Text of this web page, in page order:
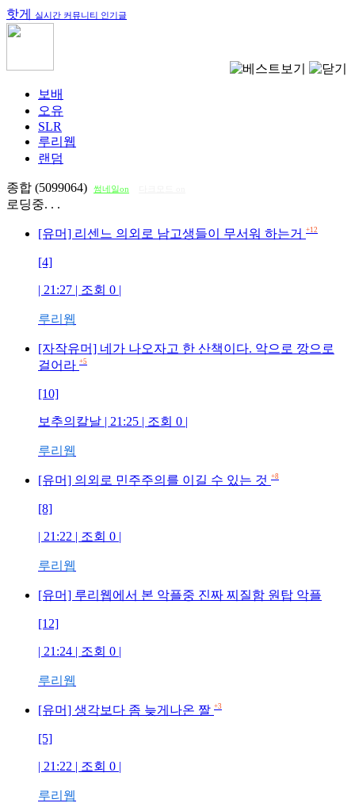
핫게 실시간 커뮤니티 인기글
보배
오유
SLR
루리웹
랜덤
종합 (5099064) 썸네일on
로딩중. . .
[유머] 리센느 의외로 남고생들이 무서워 하는거 +12
[4]
| 21:27 | 조회 0 |
루리웹
[자작유머] 네가 나오자고 한 산책이다. 악으로 깡으로
걸어라 +5
[10]
보추의칼날 | 21:25 | 조회 0 |
루리웹
[유머] 의외로 민주주의를 이길 수 있는 것 +8
[8]
| 21:22 | 조회 0 |
루리웹
[유머] 루리웹에서 본 악플중 진짜 찌질함 원탑 악플
[12]
| 21:24 | 조회 0 |
루리웹
[유머] 생각보다 좀 늦게나온 짤 +3
[5]
| 21:22 | 조회 0 |
루리웹